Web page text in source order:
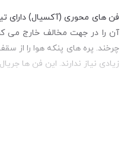
فن های محوری (آکسیال) دارای
آن را در جهت مخالف خارج می
چرخند. پره های پنکه هوا را از
زیادی نیاز ندارند. این فن ها